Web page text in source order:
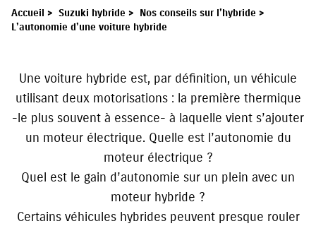
Accueil > Suzuki hybride > Nos conseils sur l’hybride >
L’autonomie d’une voiture hybride
Une voiture hybride est, par définition, un véhicule
utilisant deux motorisations : la première thermique
-le plus souvent à essence- à laquelle vient s’ajouter
un moteur électrique. Quelle est l’autonomie du
moteur électrique ?
Quel est le gain d’autonomie sur un plein avec un
moteur hybride ?
Certains véhicules hybrides peuvent presque rouler